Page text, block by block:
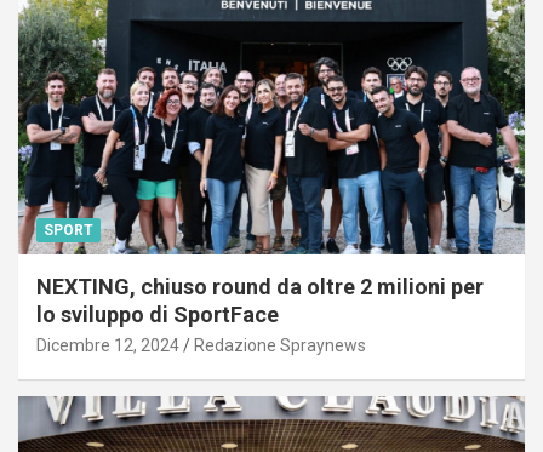
SPORT
NEXTING, chiuso round da oltre 2 milioni per
lo sviluppo di SportFace
Dicembre 12, 2024 Redazione Spraynews